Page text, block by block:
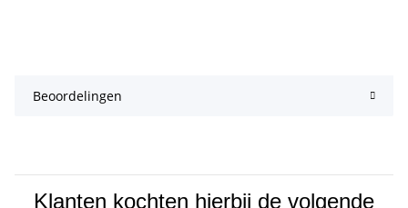
Beoordelingen
Klanten kochten hierbij de volgende